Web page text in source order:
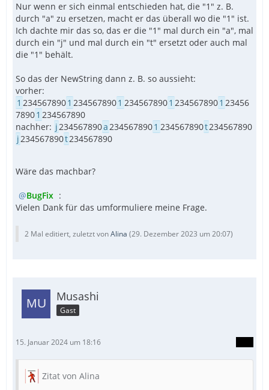
Nur wenn er sich einmal entschieden hat, die "1" z. B.
durch "a" zu ersetzen, macht er das überall wo die "1" ist.
Ich dachte mir das so, das er die "1" mal durch ein "a", mal
durch ein "j" und mal durch ein "t" ersetzt oder auch mal
die "1" behält.
So das der NewString dann z. B. so aussieht:
vorher:
1 2345678901 2345678901 2345678901 2345678901 23456
78901 234567890
nachher: j234567890a2345678901 234567890t234567890
j234567890t234567890
Wäre das machbar?
BugFix :
Vielen Dank für das umformuliere meine Frage.
2 Mal editiert, zuletzt vonAlina (29. Dezember 2023 um 20:07)
Musashi
Gast
15. Januar 2024 um 18:16
Zitat von Alina